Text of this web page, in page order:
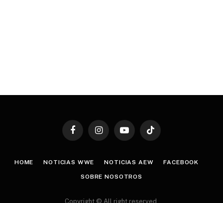
FacebookInstagramYouTubeTikTok
HOME NOTICIAS WWE NOTICIAS AEW FACEBOOK
SOBRE NOSOTROS
Copyright © All right reserved.